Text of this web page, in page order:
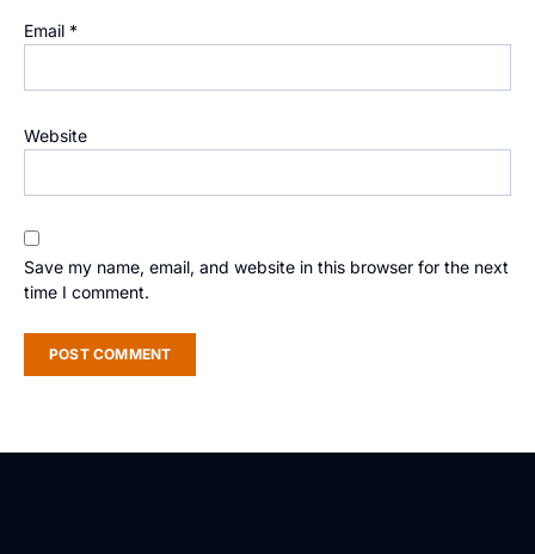
Email *
Website
Save my name, email, and website in this browser for the next
time I comment.